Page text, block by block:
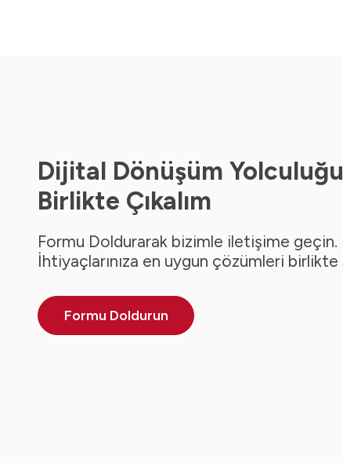
Dijital Dönüşüm
Birlikte Çıkalım
Formu Doldurarak bizimle iletişime geçin.
İhtiyaçlarınıza en uygun çözümleri
Formu Doldurun